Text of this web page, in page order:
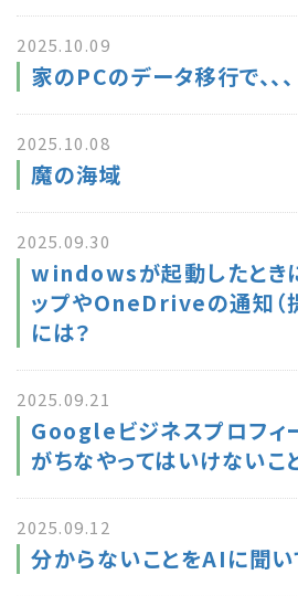
2025.10.09
家のPCのデータ移行で、、、
2025.10.08
魔の海域
2025.09.30
windowsが起動したとき
ップやOneDriveの通知（
には？
2025.09.21
Googleビジネスプロフィ
がちなやってはいけないこ
2025.09.12
分からないことをAIに聞い